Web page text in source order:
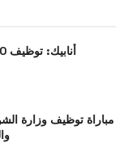
مباراة توظيف وزارة